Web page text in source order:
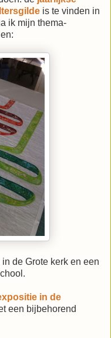
is te vinden in
ik mijn thema-
de Grote kerk en een
in de
een bijbehorend